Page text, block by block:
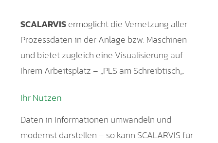
SCALARVISermöglicht die Vernetzung aller
Prozessdaten in der Anlage bzw. Maschinen
und bietet zugleich eine Visualisierung auf
Ihrem Arbeitsplatz – „PLS am Schreibtisch„.
Ihr Nutzen
Daten in Informationen umwandeln und
modernst darstellen – so kann SCALARVIS für